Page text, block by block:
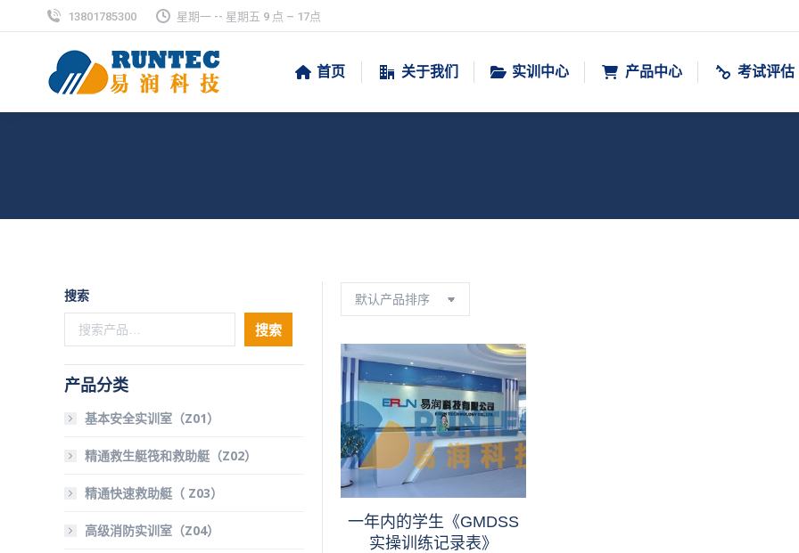
13801785300 星期一 -- 星期五 9 点 – 17点
首页 关于我们 实训中心 产品中心 考试评估
一年内的学生《GMDSS
实操训练记录表》
搜索
搜索
产品分类
基本安全实训室（Z01）
精通救生艇筏和救助艇（Z02）
精通快速救助艇（ Z03）
高级消防实训室（Z04）